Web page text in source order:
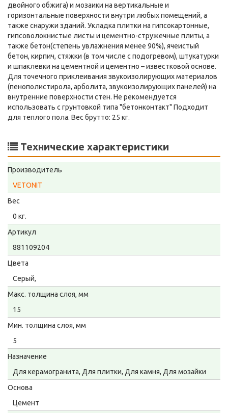
двойного обжига) и мозаики на вертикальные и
горизонтальные поверхности внутри любых помещений, а
также снаружи зданий. Укладка плитки на гипсокартонные,
гипсоволокнистые листы и цементно-стружечные плиты, а
также бетон(степень увлажнения менее 90%), ячеистый
бетон, кирпич, стяжки (в том числе с подогревом), штукатурки
и шпаклевки на цементной и цементно – известковой основе.
Для точечного приклеивания звукоизолирующих материалов
(пенополистирола, арболита, звукоизолирующих панелей) на
внутренние поверхности стен. Не рекомендуется
использовать с грунтовкой типа "бетонконтакт" Подходит
для теплого пола. Вес брутто: 25 кг.
Технические характеристики
Производитель
VETONIT
Вес
0 кг.
Артикул
881109204
Цвета
Серый,
Макс. толщина слоя, мм
15
Мин. толщина слоя, мм
5
Назначение
Для керамогранита, Для плитки, Для камня, Для мозайки
Основа
Цемент